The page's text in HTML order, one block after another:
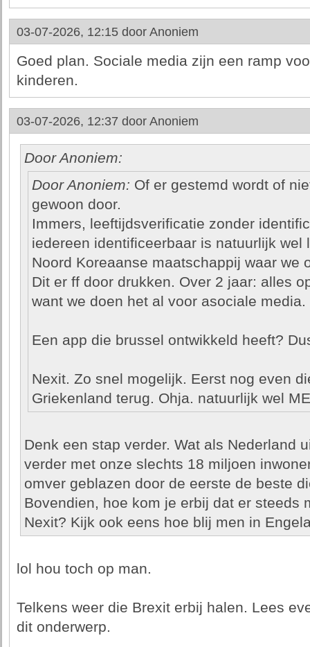
03-07-2026, 12:15 door Anoniem
Goed plan. Sociale media zijn een ramp
kinderen.
03-07-2026, 12:37 door Anoniem
Door Anoniem:
Door Anoniem: Of er gestemd wordt of
gewoon door.
Immers, leeftijdsverificatie zonder
iedereen identificeerbaar is natuurlijk wel
Noord Koreaanse maatschappij waar we
Dit er ff door drukken. Over 2 jaar: alles
want we doen het al voor asociale media.
Een app die brussel ontwikkeld heeft?
Nexit. Zo snel mogelijk. Eerst nog even
Griekenland terug. Ohja. natuurlijk wel
Denk een stap verder. Wat als Nederland
verder met onze slechts 18 miljoen
omver geblazen door de eerste de beste
Bovendien, hoe kom je erbij dat er steeds
Nexit? Kijk ook eens hoe blij men in
lol hou toch op man.
Telkens weer die Brexit erbij halen. Lees
dit onderwerp.